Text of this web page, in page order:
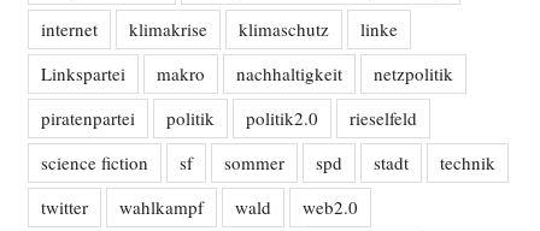
internet
klimakrise klimaschutz
linke
Linkspartei
makro nachhaltigkeit
netzpolitik
piratenpartei
politik politik2.0
rieselfeld
science fiction
sf sommer spd stadt
technik
twitter
wahlkampf wald
web2.0